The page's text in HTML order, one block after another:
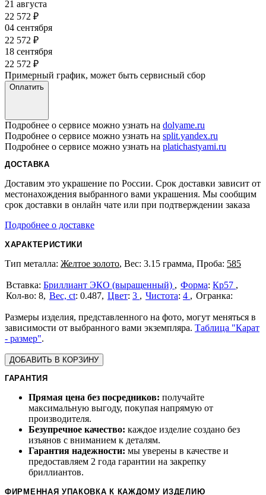
21 августа
22 572 ₽
04 сентября
22 572 ₽
18 сентября
22 572 ₽
Примерный график, может быть сервисный сбор
Оплатить
Подробнее о сервисе можно узнать на dolyame.ru
Подробнее о сервисе можно узнать на split.yandex.ru
Подробнее о сервисе можно узнать на platichastyami.ru
ДОСТАВКА
Доставим это украшение по России. Срок доставки зависит от
местонахождения выбранного вами украшения. Мы сообщим
срок доставки в онлайн чате или при подтверждении заказа
Подробнее о доставке
ХАРАКТЕРИСТИКИ
Тип металла: Желтое золото, Вес: 3.15 грамма, Проба: 585
Бриллиант ЭКО (выращенный) Форма: Кр57
8 Вес, ct: 0.487 Цвет: 3 Чистота: 4
Размеры изделия, представленного на фото, могут меняться в
зависимости от выбранного вами экземпляра. Таблица "Карат
- размер".
ДОБАВИТЬ В КОРЗИНУ
ГАРАНТИЯ
Прямая цена без посредников: получайте
максимальную выгоду, покупая напрямую от
производителя.
Безупречное качество: каждое изделие создано без
изъянов с вниманием к деталям.
Гарантия надежности: мы уверены в качестве и
предоставляем 2 года гарантии на закрепку
бриллиантов.
ФИРМЕННАЯ УПАКОВКА К КАЖДОМУ ИЗДЕЛИЮ